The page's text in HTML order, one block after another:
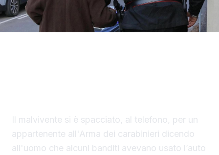
Il malvivente si è spacciato, al telefono, per un
appartenente all'Arma dei carabinieri dicendo
all'uomo che alcuni banditi avevano usato l’auto